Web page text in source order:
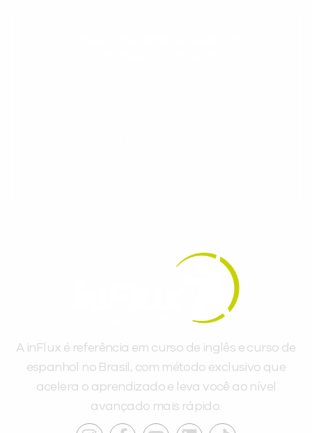
A inFlux é referência em curso de inglês e curso de
espanhol no Brasil, com método exclusivo que
acelera o aprendizado e leva você ao nível
avançado mais rápido.